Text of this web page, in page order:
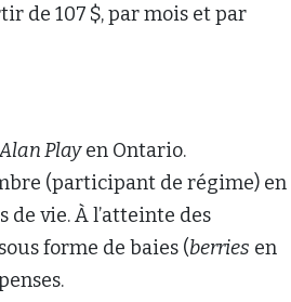
de 107 $, par mois et par
Alan Playen Ontario.
(participant de régime) en
vie. À l’atteinte des
forme de baies (berries en